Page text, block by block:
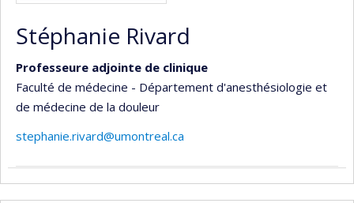
Stéphanie Rivard
Professeure adjointe de clinique
Faculté de médecine - Département d'anesthésiologie et
de médecine de la douleur
stephanie.rivard@umontreal.ca